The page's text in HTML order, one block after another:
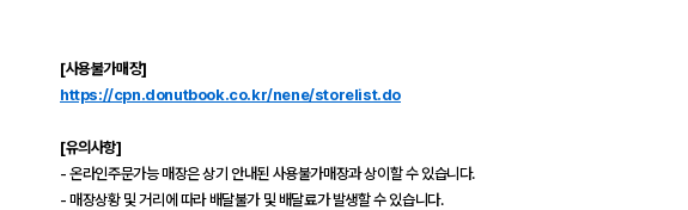
[사용불가매장]
https://cpn.donutbook.co.kr/nene/storelist.do
[유의사항]
- 온라인주문가능 매장은 상기 안내된 사용불가매장과 상이할 수 있습니다.
- 매장상황 및 거리에 따라 배달불가 및 배달료가 발생할 수 있습니다.